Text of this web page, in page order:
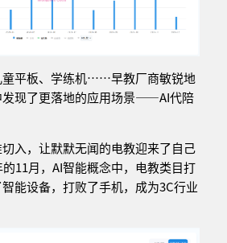
童平板、学练机……早教厂商敏锐地
现了更落地的应用场景——AI代陪
入，让默默无闻的电教迎来了自己
11月，AI智能概念中，电教类目打
能设备，打败了手机，成为3C行业